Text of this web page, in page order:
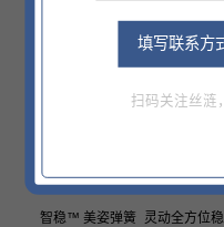
Sealy Foam
益爽护盾®
智稳™ 美姿弹簧 灵动全方位
填写联系方
扫码关注丝涟